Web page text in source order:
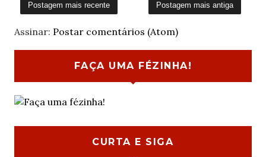
Postagem mais recente Postagem mais antiga
Assinar: Postar comentários (Atom)
FAÇA UMA FÉZINHA!
CURTA E SIGA